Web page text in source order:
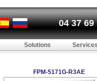
FPM-5171G-R3AE
Solutions
04 37 69